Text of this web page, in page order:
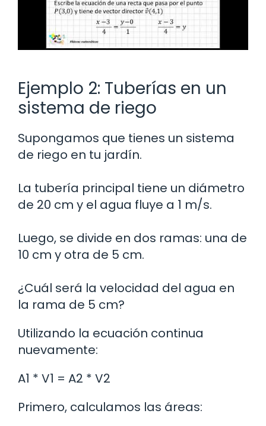
Ejemplo 2: Tuberías en un
sistema de riego
Supongamos que tienes un sistema
de riego en tu jardín.
La tubería principal tiene un diámetro
de 20 cm y el agua fluye a 1 m/s.
Luego, se divide en dos ramas: una de
10 cm y otra de 5 cm.
¿Cuál será la velocidad del agua en
la rama de 5 cm?
Utilizando la ecuación continua
nuevamente:
A1 * V1 = A2 * V2
Primero, calculamos las áreas: